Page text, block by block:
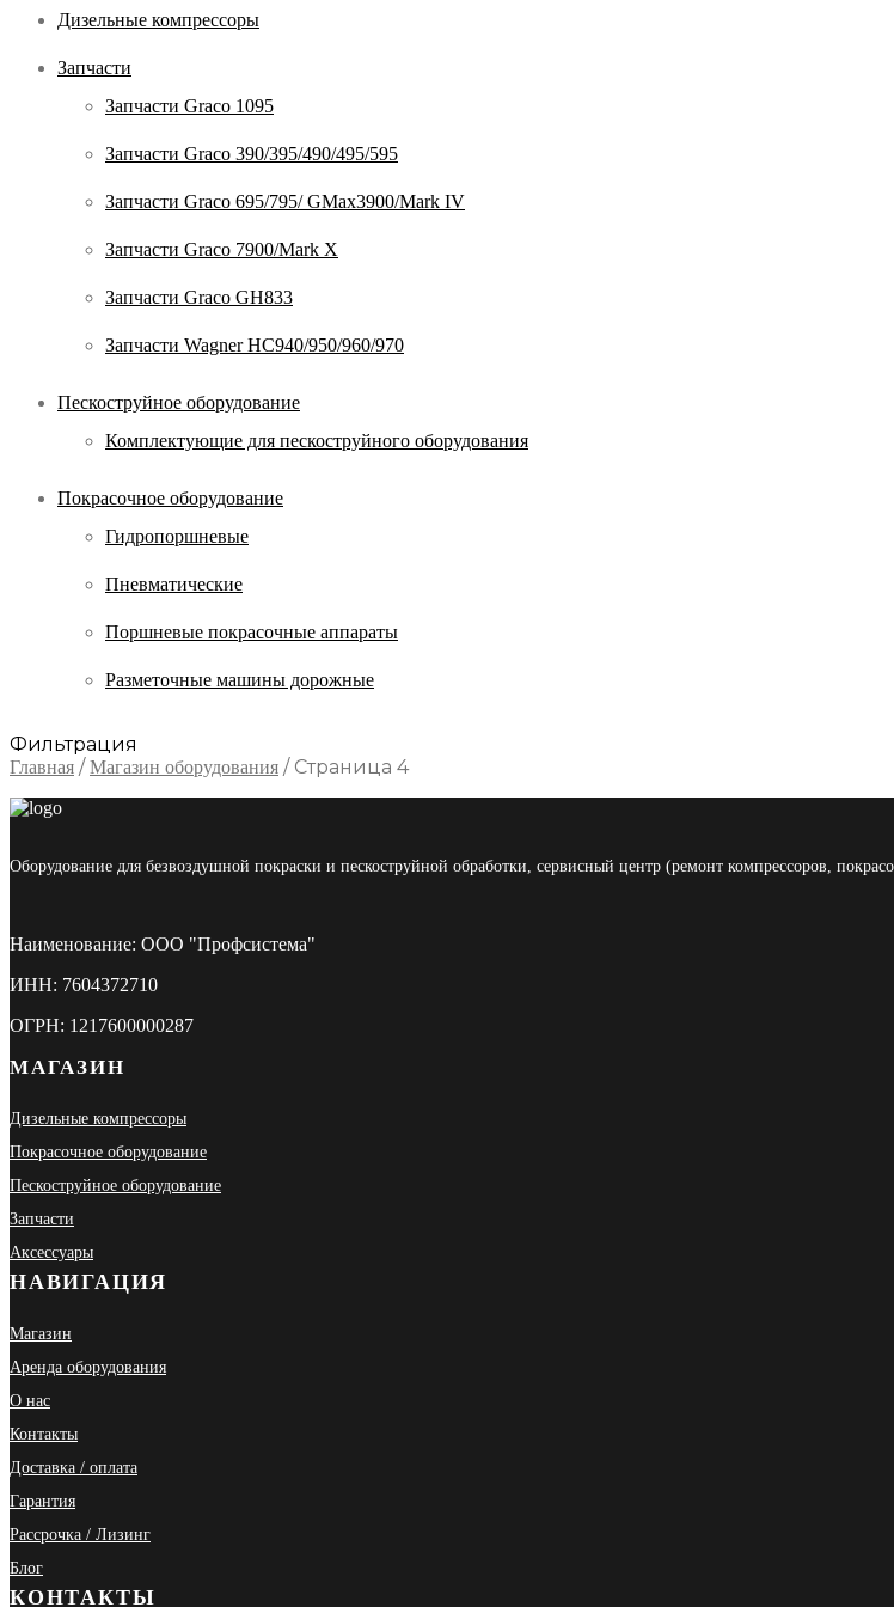
Дизельные компрессоры
Запчасти
Запчасти Graco 1095
Запчасти Graco 390/395/490/495/595
Запчасти Graco 695/795/ GMax3900/Mark IV
Запчасти Graco 7900/Mark X
Запчасти Graco GH833
Запчасти Wagner HC940/950/960/970
Пескоструйное оборудование
Комплектующие для пескоструйного оборудования
Покрасочное оборудование
Гидропоршневые
Пневматические
Поршневые покрасочные аппараты
Разметочные машины дорожные
Фильтрация
Главная / Магазин оборудования /Страница 4
Оборудование для безвоздушной покраски и пескоструйной обработки, сервисный центр (ремонт компрессоров,
Наименование: ООО "Профсистема"
ИНН: 7604372710
ОГРН: 1217600000287
МАГАЗИН
Дизельные компрессоры
Покрасочное оборудование
Пескоструйное оборудование
Запчасти
Аксессуары
НАВИГАЦИЯ
Магазин
Аренда оборудования
О нас
Контакты
Доставка / оплата
Гарантия
Рассрочка / Лизинг
Блог
КОНТАКТЫ